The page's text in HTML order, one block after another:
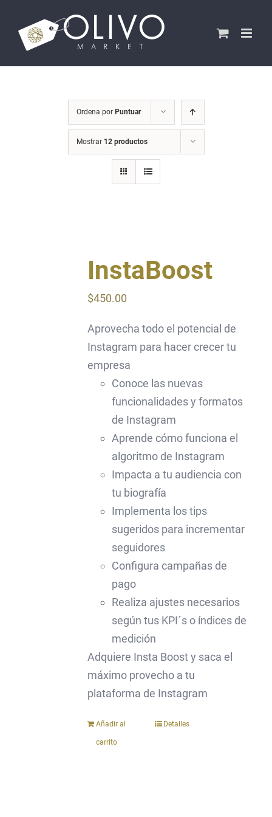
contenido
Ordena por Puntuar
Mostrar 12 productos
InstaBoost
$450.00
Aprovecha todo el potencial de
Instagram para hacer crecer tu
empresa
Conoce las nuevas
funcionalidades y formatos
de Instagram
Aprende cómo funciona el
algoritmo de Instagram
Impacta a tu audiencia con
tu biografía
Implementa los tips
sugeridos para incrementar
seguidores
Configura campañas de
pago
Realiza ajustes necesarios
según tus KPI´s o índices de
medición
Adquiere Insta Boost y saca el
máximo provecho a tu
plataforma de Instagram
Añadir al
carrito
Detalles